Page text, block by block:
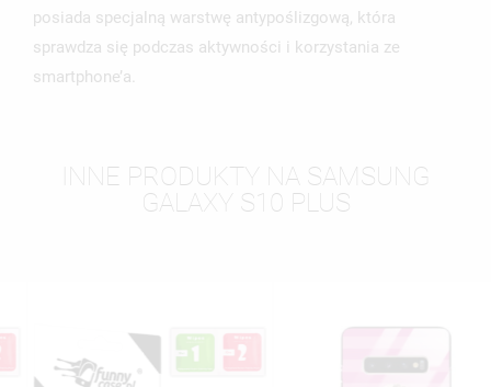
posiada specjalną warstwę antypoślizgową, która
sprawdza się podczas aktywności i korzystania ze
smartphone’a.
INNE PRODUKTY NA SAMSUNG
GALAXY S10 PLUS